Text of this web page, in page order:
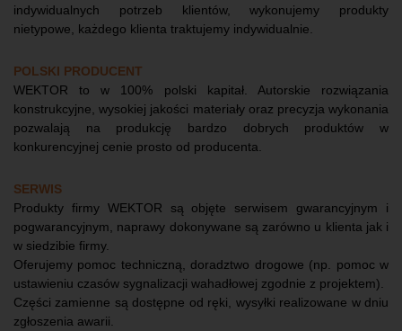
indywidualnych potrzeb klientów, wykonujemy produkty
nietypowe, każdego klienta traktujemy indywidualnie.
POLSKI PRODUCENT
WEKTOR to w 100% polski kapitał. Autorskie rozwiązania
konstrukcyjne, wysokiej jakości materiały oraz precyzja wykonania
pozwalają na produkcję bardzo dobrych produktów w
konkurencyjnej cenie prosto od producenta.
SERWIS
Produkty firmy WEKTOR są objęte serwisem gwarancyjnym i
pogwarancyjnym, naprawy dokonywane są zarówno u klienta jak i
w siedzibie firmy.
Oferujemy pomoc techniczną, doradztwo drogowe (np. pomoc w
ustawieniu czasów sygnalizacji wahadłowej zgodnie z projektem).
Części zamienne są dostępne od ręki, wysyłki realizowane w dniu
zgłoszenia awarii.